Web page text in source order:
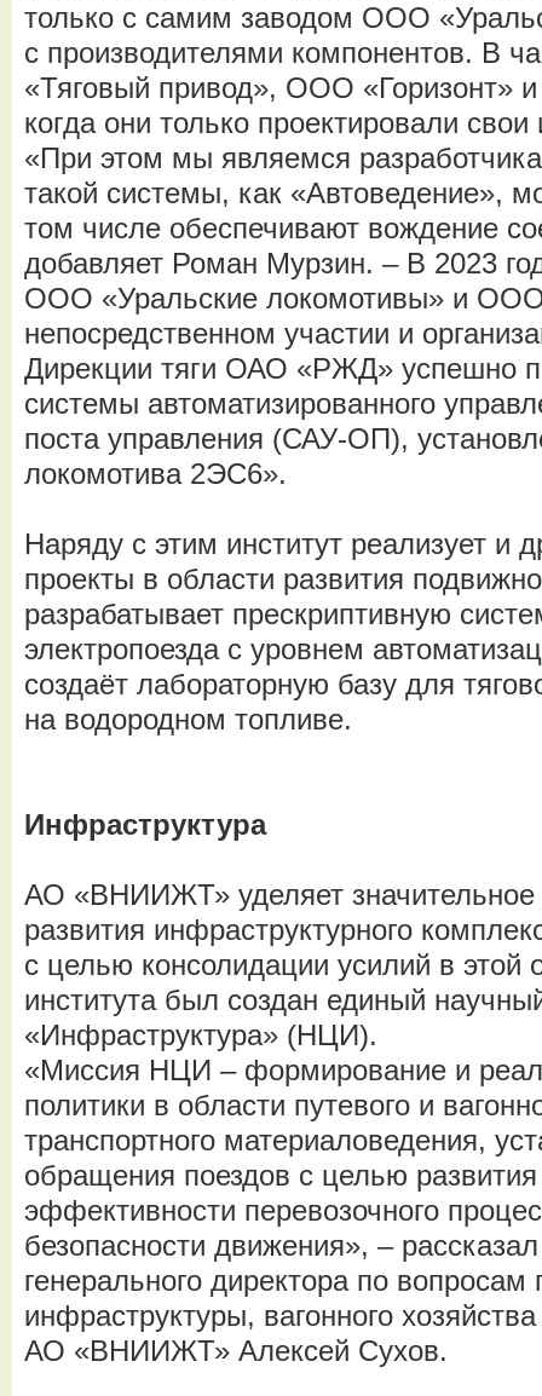
только с самим заводом ООО
с производителями компонентов. В
«Тяговый привод», ООО «Горизонт»
когда они только проектировали свои
«При этом мы являемся
такой системы, как «Автоведение»,
том числе обеспечивают вождение
добавляет Роман Мурзин. – В 2023
ООО «Уральские локомотивы» и
непосредственном участии и
Дирекции тяги ОАО «РЖД» успешно
системы автоматизированного
поста управления (САУ-ОП),
локомотива 2ЭС6».
Наряду с этим институт реализует и
проекты в области развития
разрабатывает прескриптивную
электропоезда с уровнем
создаёт лабораторную базу для
на водородном топливе.
Инфраструктура
АО «ВНИИЖТ» уделяет
развития инфраструктурного
с целью консолидации усилий в этой
института был создан единый
«Инфраструктура» (НЦИ).
«Миссия НЦИ – формирование и
политики в области путевого и
транспортного материаловедения,
обращения поездов с целью
эффективности перевозочного
безопасности движения», –
генерального директора по вопросам
инфраструктуры, вагонного
АО «ВНИИЖТ» Алексей Сухов.